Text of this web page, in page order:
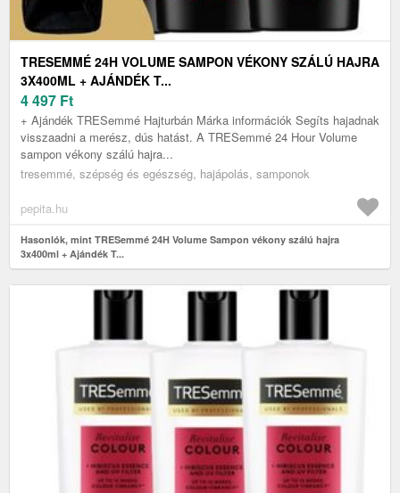
TRESEMMÉ 24H VOLUME SAMPON VÉKONY SZÁLÚ HAJRA
3X400ML + AJÁNDÉK T...
4 497 Ft
+ Ajándék TRESemmé Hajturbán Márka információk Segíts hajadnak
visszaadni a merész, dús hatást. A TRESemmé 24 Hour Volume
sampon vékony szálú hajra...
tresemmé, szépség és egészség, hajápolás, samponok
pepita.hu
Hasonlók, mint TRESemmé 24H Volume Sampon vékony szálú hajra
3x400ml + Ajándék T...